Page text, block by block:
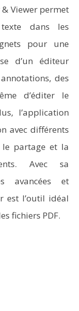
& Viewer permet
dans les
pour une
d’un éditeur
des
d’éditer le
l’application
avec différents
partage et la
Avec sa
avancées et
est l’outil idéal
fichiers PDF.